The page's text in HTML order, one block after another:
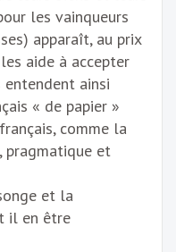
les vainqueurs
apparaît, au prix
aide à accepter
entendent ainsi
« de papier »
comme la
pragmatique et
et la
il en être